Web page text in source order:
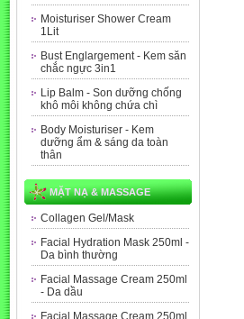
Moisturiser Shower Cream
1Lit
Bust Englargement - Kem săn
chắc ngực 3in1
Lip Balm - Son dưỡng chống
khô môi không chứa chì
Body Moisturiser - Kem
dưỡng ẩm & sáng da toàn
thân
MẶT NẠ & MASSAGE
Collagen Gel/Mask
Facial Hydration Mask 250ml -
Da bình thường
Facial Massage Cream 250ml
- Da dầu
Facial Massage Cream 250ml